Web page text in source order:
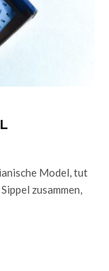
Model, tut
zusammen,